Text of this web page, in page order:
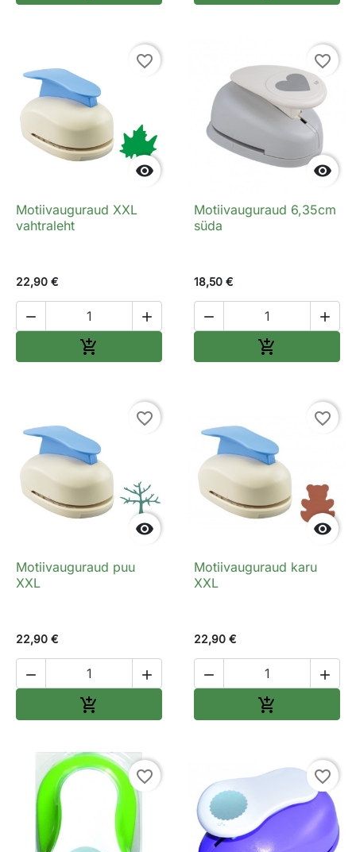

favorite_border
Motiivauguraud XXL
vahtraleht
22,90 €
 


favorite_border
Motiivauguraud 6,35cm
süda
18,50 €
 


favorite_border
Motiivauguraud puu
XXL
22,90 €
 


favorite_border
Motiivauguraud karu
XXL
22,90 €
 

favorite_border favorite_border